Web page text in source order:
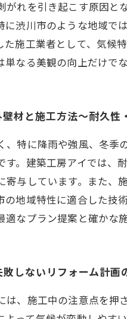
れを引き起こす原因
に渋川市のような地域
た施工業者として、気
なる美観の向上だけで
材と施工方法～耐久性
特に降雨や強風、冬
。建築工房アイでは
与しています。また
地域特性に適合した
なプラン提案と確かな
しないリフォーム計画
、施工中の注意点を